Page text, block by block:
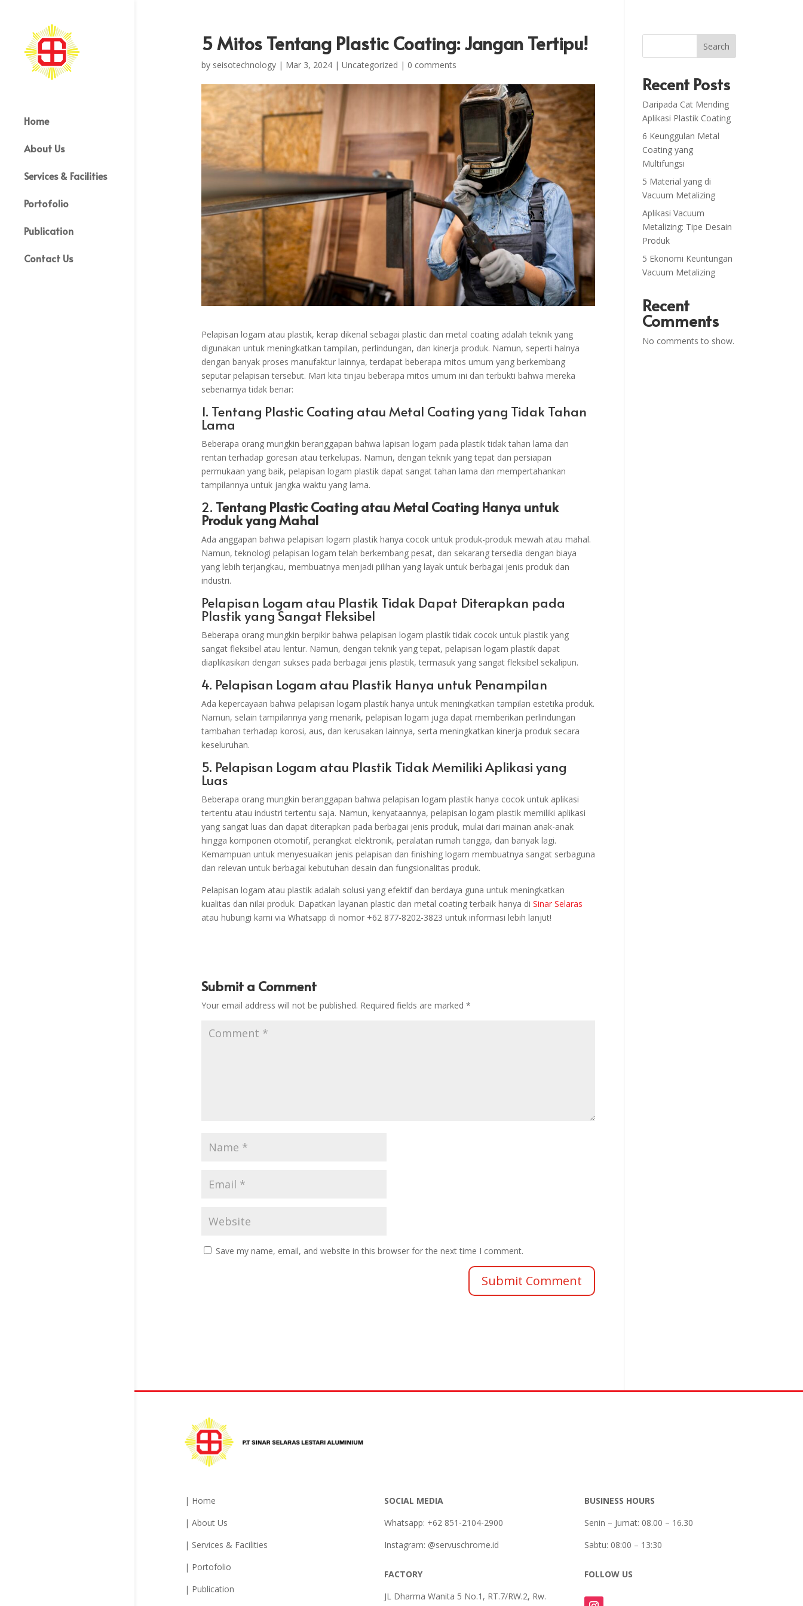
Home
About Us
Services & Facilities
Portofolio
Publication
Contact Us
5 Mitos Tentang Plastic Coating: Jangan Tertipu!
by seisotechnology| Mar 3, 2024| Uncategorized | 0 comments
Pelapisan logam atau plastik, kerap dikenal sebagai plastic dan metal coating adalah teknik yang
digunakan untuk meningkatkan tampilan, perlindungan, dan kinerja produk. Namun, seperti halnya
dengan banyak proses manufaktur lainnya, terdapat beberapa mitos umum yang berkembang
seputar pelapisan tersebut. Mari kita tinjau beberapa mitos umum ini dan terbukti bahwa mereka
sebenarnya tidak benar:
1. Tentang Plastic Coating atau Metal Coating yang Tidak Tahan
Lama
Beberapa orang mungkin beranggapan bahwa lapisan logam pada plastik tidak tahan lama dan
rentan terhadap goresan atau terkelupas. Namun, dengan teknik yang tepat dan persiapan
permukaan yang baik, pelapisan logam plastik dapat sangat tahan lama dan mempertahankan
tampilannya untuk jangka waktu yang lama.
2. Tentang Plastic Coating atau Metal Coating Hanya untuk
Produk yang Mahal
Ada anggapan bahwa pelapisan logam plastik hanya cocok untuk produk-produk mewah atau mahal.
Namun, teknologi pelapisan logam telah berkembang pesat, dan sekarang tersedia dengan biaya
yang lebih terjangkau, membuatnya menjadi pilihan yang layak untuk berbagai jenis produk dan
industri.
Pelapisan Logam atau Plastik Tidak Dapat Diterapkan pada
Plastik yang Sangat Fleksibel
Beberapa orang mungkin berpikir bahwa pelapisan logam plastik tidak cocok untuk plastik yang
sangat fleksibel atau lentur. Namun, dengan teknik yang tepat, pelapisan logam plastik dapat
diaplikasikan dengan sukses pada berbagai jenis plastik, termasuk yang sangat fleksibel sekalipun.
4. Pelapisan Logam atau Plastik Hanya untuk Penampilan
Ada kepercayaan bahwa pelapisan logam plastik hanya untuk meningkatkan tampilan estetika produk.
Namun, selain tampilannya yang menarik, pelapisan logam juga dapat memberikan perlindungan
tambahan terhadap korosi, aus, dan kerusakan lainnya, serta meningkatkan kinerja produk secara
keseluruhan.
5. Pelapisan Logam atau Plastik Tidak Memiliki Aplikasi yang
Luas
Beberapa orang mungkin beranggapan bahwa pelapisan logam plastik hanya cocok untuk aplikasi
tertentu atau industri tertentu saja. Namun, kenyataannya, pelapisan logam plastik memiliki aplikasi
yang sangat luas dan dapat diterapkan pada berbagai jenis produk, mulai dari mainan anak-anak
hingga komponen otomotif, perangkat elektronik, peralatan rumah tangga, dan banyak lagi.
Kemampuan untuk menyesuaikan jenis pelapisan dan finishing logam membuatnya sangat serbaguna
dan relevan untuk berbagai kebutuhan desain dan fungsionalitas produk.
Pelapisan logam atau plastik adalah solusi yang efektif dan berdaya guna untuk meningkatkan
kualitas dan nilai produk. Dapatkan layanan plastic dan metal coating terbaik hanya di Sinar Selaras
atau hubungi kami via Whatsapp di nomor +62 877-8202-3823 untuk informasi lebih lanjut!
Submit a Comment
Your email address will not be published. Required fields are marked *
Save my name, email, and website in this browser for the next time I comment.
Search
Recent Posts
Daripada Cat Mending
Aplikasi Plastik Coating
6 Keunggulan Metal
Coating yang
Multifungsi
5 Material yang di
Vacuum Metalizing
Aplikasi Vacuum
Metalizing: Tipe Desain
Produk
5 Ekonomi Keuntungan
Vacuum Metalizing
Recent
Comments
No comments to show.
| Home
| About Us
| Services & Facilities
| Portofolio
| Publication
SOCIAL MEDIA
Whatsapp: +62 851-2104-2900
Instagram: @servuschrome.id
FACTORY
JL Dharma Wanita 5 No.1, RT.7/RW.2, Rw.
BUSINESS HOURS
Senin – Jumat: 08.00 – 16.30
Sabtu: 08:00 – 13:30
FOLLOW US